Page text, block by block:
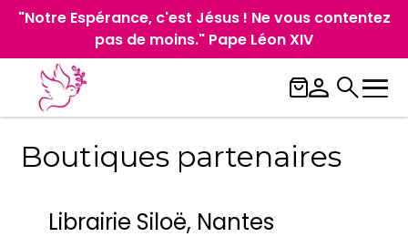
"Notre Espérance, c'est Jésus ! Ne vous contentez
pas de moins." Pape Léon XIV
Boutiques partenaires
Librairie Siloë, Nantes